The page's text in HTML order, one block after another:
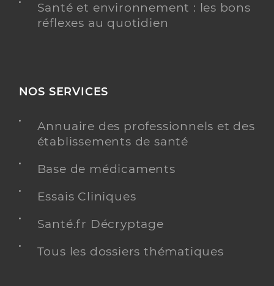
Santé et environnement : les bons
réflexes au quotidien
NOS SERVICES
Annuaire des professionnels et des
établissements de santé
Base de médicaments
Essais Cliniques
Santé.fr Décryptage
Tous les dossiers thématiques